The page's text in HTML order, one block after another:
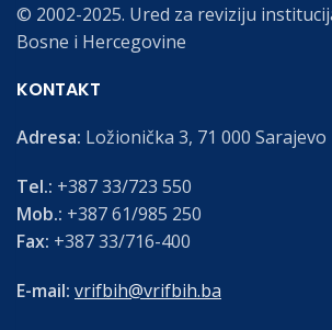
© 2002-2025. Ured za reviziju
Bosne i Hercegovine
KONTAKT
Adresa: Ložionička 3, 71 000 Sarajevo
Tel.: +387 33/723 550
Mob.: +387 61/985 250
Fax: +387 33/716-400
E-mail: vrifbih@vrifbih.ba